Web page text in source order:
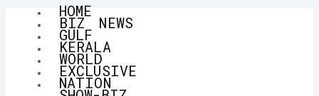
HOME
BIZ NEWS
GULF
KERALA
WORLD
EXCLUSIVE
NATION